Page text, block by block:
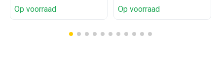
Op voorraad Op voorraad